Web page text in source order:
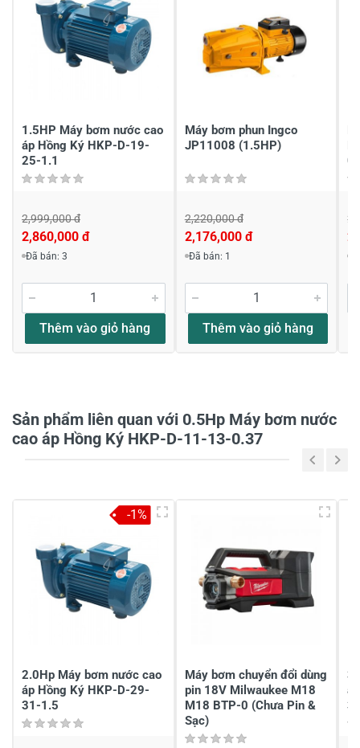
1
Chia sẻ nhận xét về sản phẩm
Viết nhận xét về sản phẩm
Đánh giá sao
Tiêu đề của nhận xét *
1.5HP Máy bơm nước cao
áp Hồng Ký HKP-D-19-
25-1.1
2,999,000 đ
2,860,000 đ
Đã bán: 3
Thêm vào giỏ hàng
Máy bơm phun Ingco
JP11008 (1.5HP)
2,220,000 đ
2,176,000 đ
Đã bán: 1
Thêm vào giỏ hàng
Sản phẩm liên quan với 0.5Hp Máy bơm nước
cao áp Hồng Ký HKP-D-11-13-0.37
2.0Hp Máy bơm nước cao
áp Hồng Ký HKP-D-29-
31-1.5
-1%
Máy bơm chuyển đổi dùng
pin 18V Milwaukee M18
M18 BTP-0 (Chưa Pin &
Sạc)